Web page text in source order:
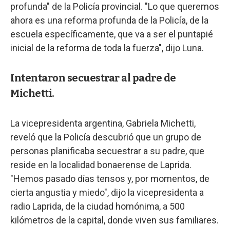
profunda" de la Policía provincial. "Lo que queremos
ahora es una reforma profunda de la Policía, de la
escuela específicamente, que va a ser el puntapié
inicial de la reforma de toda la fuerza", dijo Luna.
Intentaron secuestrar al padre de
Michetti.
La vicepresidenta argentina, Gabriela Michetti,
reveló que la Policía descubrió que un grupo de
personas planificaba secuestrar a su padre, que
reside en la localidad bonaerense de Laprida.
"Hemos pasado días tensos y, por momentos, de
cierta angustia y miedo", dijo la vicepresidenta a
radio Laprida, de la ciudad homónima, a 500
kilómetros de la capital, donde viven sus familiares.